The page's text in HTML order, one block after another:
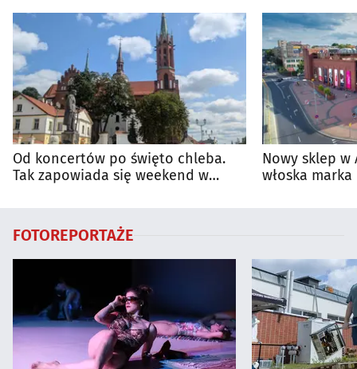
Od koncertów po święto chleba.
Tak zapowiada się weekend w
Nowy sklep w
włoska
FOTOREPORTAŻE